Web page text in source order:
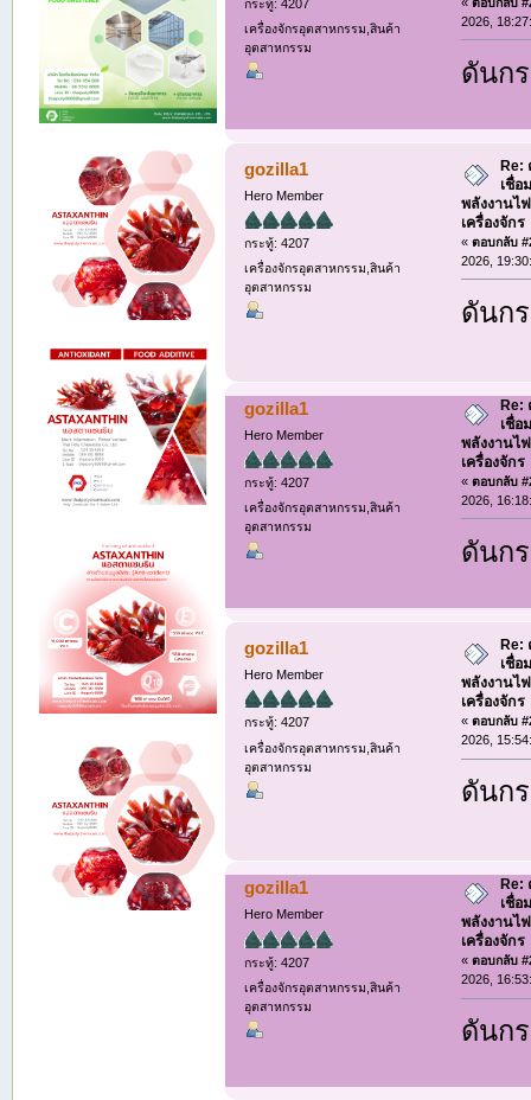
กระทู้: 4207
เครื่องจักรอุตสาหกรรม,สินค้า
อุตสาหกรรม
2026,
ดันก
gozilla1
Hero Member
กระทู้: 4207
เครื่องจักรอุตสาหกรรม,สินค้า
อุตสาหกรรม
Re:
เชื่
พลังงานไ
เครื่องจักร
«ตอบกลับ
2026,
ดันก
gozilla1
Hero Member
กระทู้: 4207
เครื่องจักรอุตสาหกรรม,สินค้า
อุตสาหกรรม
Re:
เชื่
พลังงานไ
เครื่องจักร
«ตอบกลับ
2026,
ดันก
gozilla1
Hero Member
กระทู้: 4207
เครื่องจักรอุตสาหกรรม,สินค้า
อุตสาหกรรม
Re:
เชื่
พลังงานไ
เครื่องจักร
«ตอบกลับ
2026,
ดันก
gozilla1
Hero Member
กระทู้: 4207
เครื่องจักรอุตสาหกรรม,สินค้า
อุตสาหกรรม
Re:
เชื่
พลังงานไ
เครื่องจักร
«ตอบกลับ
2026,
ดันก